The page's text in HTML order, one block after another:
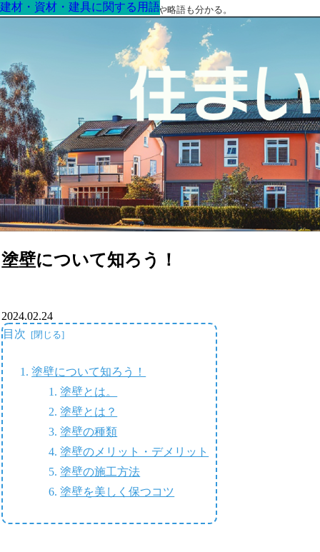
最高の家を作るための知識！専門用語や略語も分かる。
塗壁について知ろう！
建材・資材・建具に関する用語
2024.02.24
目次
塗壁について知ろう！
塗壁とは。
塗壁とは？
塗壁の種類
塗壁のメリット・デメリット
塗壁の施工方法
塗壁を美しく保つコツ
建材・資材・建具に関する用語
建材・資材・建具に関する用語
建材・資材・建具に関する用語
建材・資材・建具に関する用語
建材・資材・建具に関する用語
建材・資材・建具に関する用語